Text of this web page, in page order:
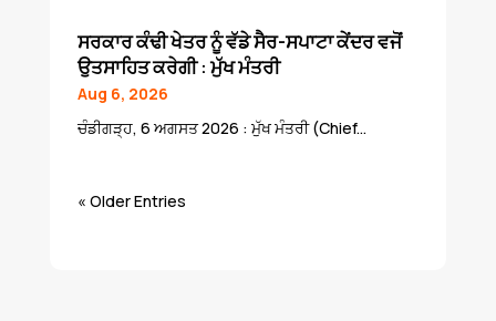
ਸਰਕਾਰ ਕੰਢੀ ਖੇਤਰ ਨੂੰ ਵੱਡੇ ਸੈਰ-ਸਪਾਟਾ ਕੇਂਦਰ ਵਜੋਂ
ਉਤਸਾਹਿਤ ਕਰੇਗੀ : ਮੁੱਖ ਮੰਤਰੀ
Aug 6, 2026
ਚੰਡੀਗੜ੍ਹ, 6 ਅਗਸਤ 2026 : ਮੁੱਖ ਮੰਤਰੀ (Chief...
« Older Entries